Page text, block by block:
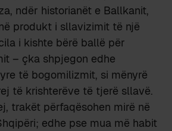
ndër historianët e Ballkanit,
produkt i sllavizimit të një
i kishte bërë ballë për
– çka shpjegon edhe
të bogomilizmit, si mënyrë
të krishterëve të tjerë sllavë.
trakët përfaqësohen mirë në
edhe pse mua më habit